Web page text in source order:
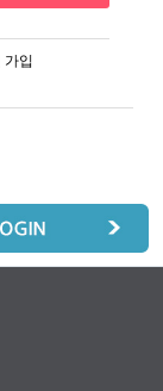
가입